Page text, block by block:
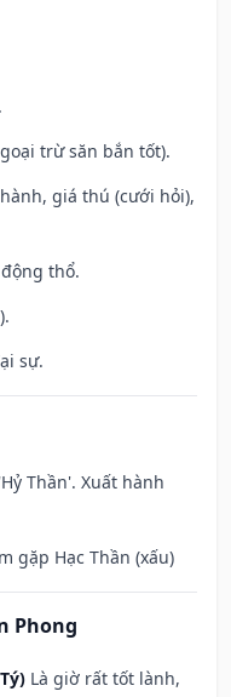
trừ săn bắn tốt).
giá thú (cưới hỏi),
thổ.
sự.
Thần'. Xuất hành
gặp Hạc Thần (xấu)
Phong
Là giờ rất tốt lành,